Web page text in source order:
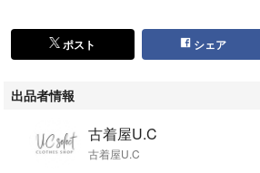
D：かなり大きな傷みがある
購入後のお取引を円滑に進めるため、
購入時刻より48時間以内に、
ポスト シェア
出品者情報
古着屋U.C
古着屋U.C